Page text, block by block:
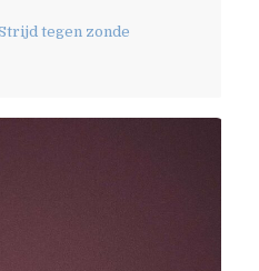
tegen zonde